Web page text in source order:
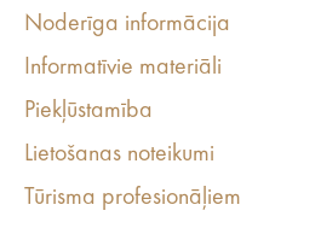
Noderīga informācija
Informatīvie materiāli
Piekļūstamība
Lietošanas noteikumi
Tūrisma profesionāļiem